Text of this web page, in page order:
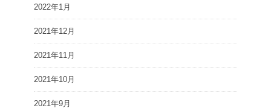
2022年1月
2021年12月
2021年11月
2021年10月
2021年9月